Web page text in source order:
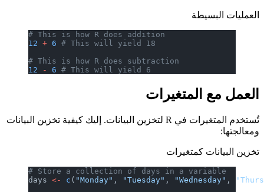
العمليات البسيطة
# This is how R does addition
12 + 6 # This will yield 18
# This is how R does subtraction
12
- 6 # This will yield 6
العمل مع المتغيرات
تُستخدم المتغيرات في R لتخزين البيانات. إليك كيفية تخزين البيانات
ومعالجتها:
تخزين البيانات كمتغيرات
# Store a collection of days in a variable
days <- c ("Monday" , "Tuesday" , "Wednesday" ,